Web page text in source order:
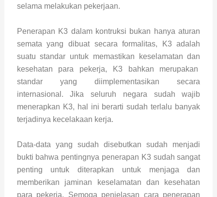
selama melakukan pekerjaan.
Penerapan K3 dalam kontruksi bukan hanya aturan
semata yang dibuat secara formalitas, K3 adalah
suatu standar untuk memastikan keselamatan dan
kesehatan para pekerja, K3 bahkan merupakan
standar yang diimplementasikan secara
internasional. Jika seluruh negara sudah wajib
menerapkan K3, hal ini berarti sudah terlalu banyak
terjadinya kecelakaan kerja.
Data-data yang sudah disebutkan sudah menjadi
bukti bahwa pentingnya penerapan K3 sudah sangat
penting untuk diterapkan untuk menjaga dan
memberikan jaminan keselamatan dan kesehatan
para pekerja. Semoga penjelasan cara penerapan